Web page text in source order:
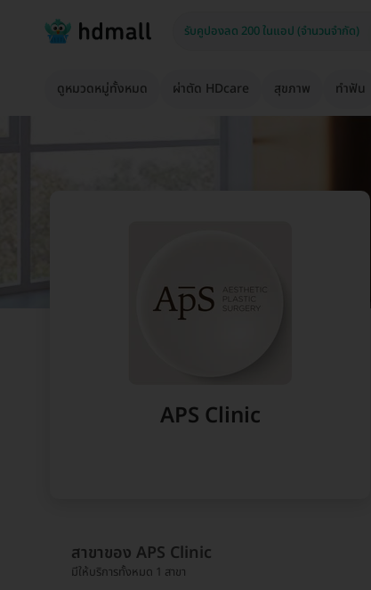
ดูหมวดหมู่ทั้งหมด ผ่าตัด HDcare สุขภาพ ทำฟัน
APS Clinic
สาขาของ APS Clinic
มีให้บริการทั้งหมด 1 สาขา